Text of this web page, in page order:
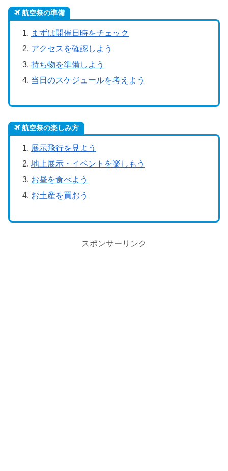
航空祭の準備
まずは開催日時をチェック
アクセスを確認しよう
持ち物を準備しよう
当日のスケジュールを考えよう
航空祭の楽しみ方
展示飛行を見よう
地上展示・イベントを楽しもう
お昼を食べよう
お土産を買おう
スポンサーリンク